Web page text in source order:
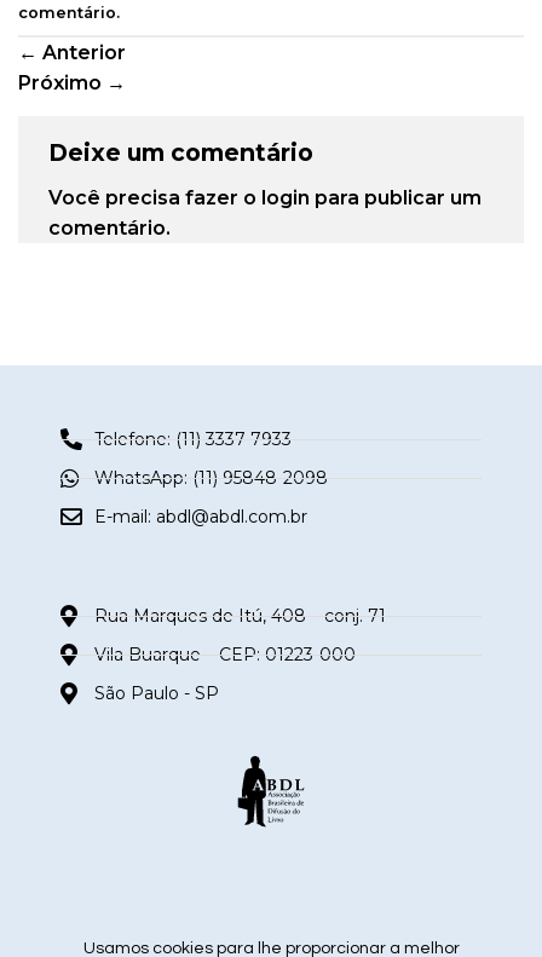
comentário.
← Anterior
Próximo →
Deixe um comentário
Você precisa fazer o login para publicar um
comentário.
Telefone: (11) 3337-7933
WhatsApp: (11) 95848-2098
E-mail: abdl@abdl.com.br
Rua Marques de Itú, 408 – conj. 71
Vila Buarque – CEP: 01223-000
São Paulo - SP
siga nas redes sociais
Usamos cookies para lhe proporcionar a melhor